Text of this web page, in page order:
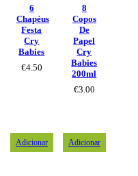
6
Chapéus
Festa
Cry
Babies
€4.50
8
Copos
De
Papel
Cry
Babies
200ml
€3.00
Adicionar Adicionar